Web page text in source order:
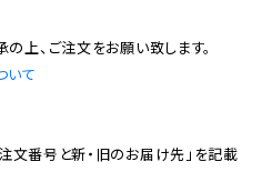
いて
注文番号と新・旧のお届け先」を記載